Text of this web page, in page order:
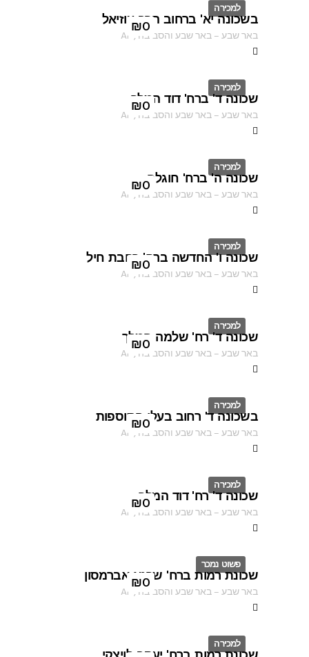
למכירה
ID
₪0
בשכונה יא' ברחוב הרב עוזיאל
באר שבע–באר שבע והסביבה ,
AF
למכירה
ID
₪0
שכונה ד' ברח' דוד המלך
באר שבע–באר שבע והסביבה ,
AF
למכירה
ID
₪0
שכונה ה' ברח' חוגלה
באר שבע–באר שבע והסביבה ,
AF
למכירה
ID
₪0
שכונה ו' החדשה ברח' רחבת חיל
באר שבע–באר שבע והסביבה ,
AF
למכירה
ID
₪0
שכונה ד' רח' שלמה המלך
באר שבע–באר שבע והסביבה ,
AF
למכירה
ID
₪0
בשכונה ד' רחוב בעלי התוספות
באר שבע–באר שבע והסביבה ,
AF
למכירה
ID
₪0
שכונה ד' רח' דוד המלך
באר שבע–באר שבע והסביבה ,
AF
פשוט נמכר
ID
₪0
שכונת רמות ברח' שרגא אברמסון
באר שבע–באר שבע והסביבה ,
AF
למכירה